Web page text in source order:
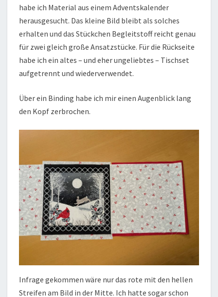
habe ich Material aus einem Adventskalender
herausgesucht. Das kleine Bild bleibt als solches
erhalten und das Stückchen Begleitstoff reicht genau
für zwei gleich große Ansatzstücke. Für die Rückseite
habe ich ein altes – und eher ungeliebtes – Tischset
aufgetrennt und wiederverwendet.
Über ein Binding habe ich mir einen Augenblick lang
den Kopf zerbrochen.
Infrage gekommen wäre nur das rote mit den hellen
Streifen am Bild in der Mitte. Ich hatte sogar schon